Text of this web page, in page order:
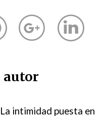
autor
La intimidad puesta en